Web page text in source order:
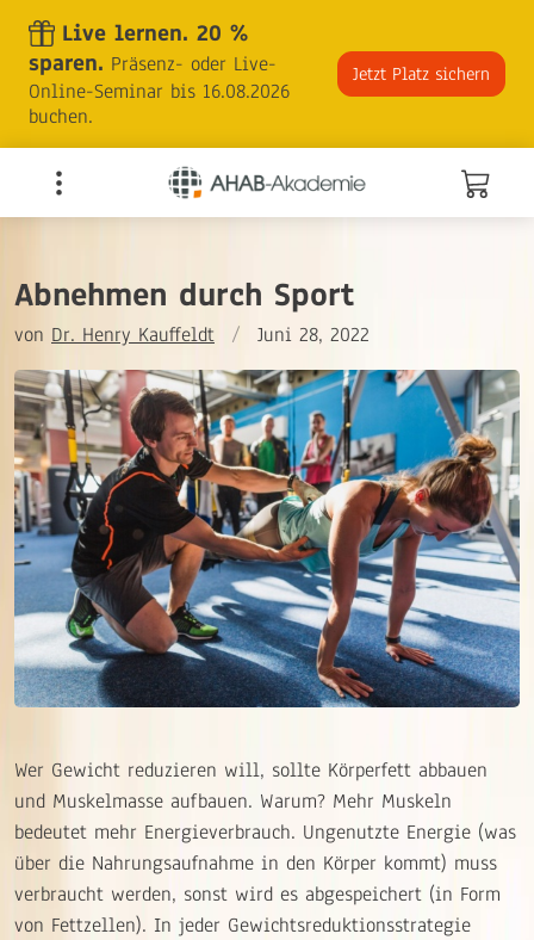
content
Live lernen. 20 %
sparen. Präsenz- oder Live-
Online-Seminar bis 16.08.2026
buchen.
Jetzt Platz sichern
Abnehmen durch Sport
von Dr. Henry Kauffeldt / Juni 28, 2022
Wer Gewicht reduzieren will, sollte Körperfett abbauen
und Muskelmasse aufbauen. Warum? Mehr Muskeln
bedeutet mehr Energieverbrauch. Ungenutzte Energie (was
über die Nahrungsaufnahme in den Körper kommt) muss
verbraucht werden, sonst wird es abgespeichert (in Form
von Fettzellen). In jeder Gewichtsreduktionsstrategie